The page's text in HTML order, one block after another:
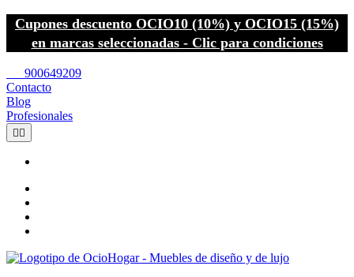
Cupones descuento OCIO10 (10%) y OCIO15 (15%)
en marcas seleccionadas - Clic para condiciones
900649209
Contacto
Blog
Profesionales
 